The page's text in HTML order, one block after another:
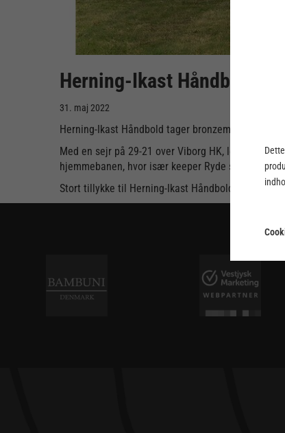
Herning-Ikast Håndbold
31. maj 2022
Herning-Ikast Håndbold tager bronzemedaljerne
Med en sejr på 29-21 over Viborg HK, løb
hjemmebanen, hvor især keeper Ryde stod
Stort tillykke til Herning-Ikast Håndbold med